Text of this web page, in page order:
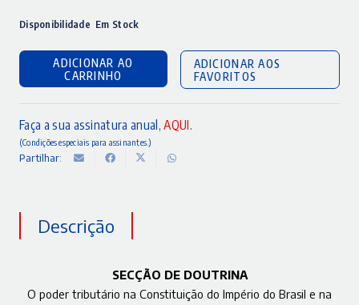
preço
original
era:
10,50 €.
preço
atual
é:
9,45 €.
Disponibilidade Em Stock
ADICIONAR AO
CARRINHO
ADICIONAR AOS
FAVORITOS
Faça a sua assinatura anual,AQUI.
(Condições especiais para assinantes.)
Partilhar:
Descrição
SECÇÃO DE DOUTRINA
O poder tributário na Constituição do Império do Brasil e na